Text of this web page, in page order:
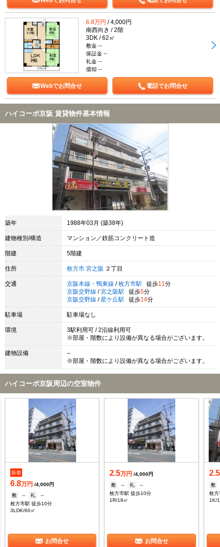
6.8万円 / 4,000円
南西向き / 2階
3DK / 62㎡
敷金 --
保証金 --
礼金 --
償却 --
Webでお問合せ 電話でお問合せ
ハイコーポ京阪 賃貸物件基本情報
築年 1988年03月 (築38年)
建物種別/構造 マンション／鉄筋コンクリート造
階建 5階建
住所 枚方市 宮之阪 ２丁目
交通 京阪本線・鴨東線 / 枚方市駅 徒歩11 分
京阪交野線 / 宮之阪駅 徒歩5分
京阪交野線 / 星ケ丘駅 徒歩14分
駐車場 駐車場なし
環境
3駅利用可 / 2沿線利用可
※部屋・階数により設備が異なる場合がございます。
建物設備
--
※部屋・階数により設備が異なる場合がございます。
ハイコーポ京阪周辺の空室物件
新着
6.8万円 /4,000円
敷
-- 礼
--
枚方市駅 徒歩10分
3LDK/60㎡
お問合せ
2.5万円 /4,000円
敷
-- 礼
--
枚方市駅 徒歩10分
1R/19㎡
お問合せ
2.5
敷
枚
1K/